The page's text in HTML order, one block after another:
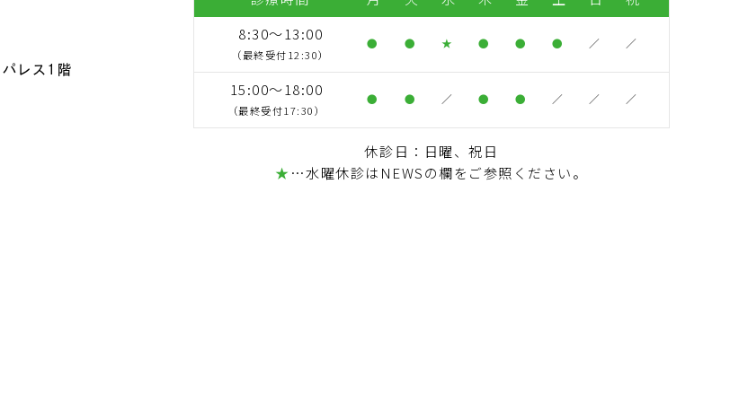
パレス1階
8:30～13:00
（最終受付12:30）
● ● ★ ● ● ● ／ ／
15:00～18:00
（最終受付17:30）
● ● ／ ● ● ／ ／ ／
休診日：日曜、祝日
★ …水曜休診はNEWSの欄をご参照ください。